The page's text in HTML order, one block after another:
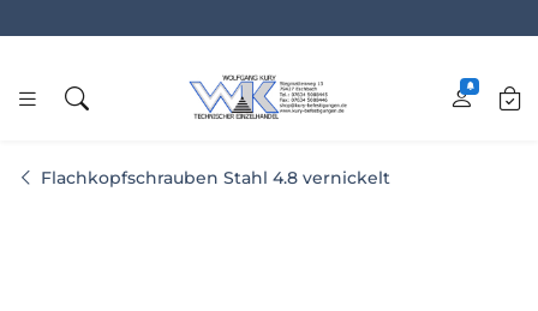
www.kury.de
Flachkopfschrauben Stahl 4.8 vernickelt